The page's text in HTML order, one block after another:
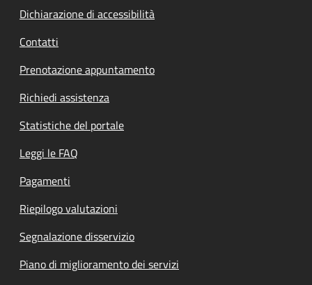
Dichiarazione di accessibilità
Contatti
Prenotazione appuntamento
Richiedi assistenza
Statistiche del portale
Leggi le FAQ
Pagamenti
Riepilogo valutazioni
Segnalazione disservizio
Piano di miglioramento dei servizi